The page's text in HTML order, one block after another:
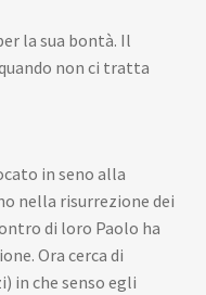
la sua bontà. Il
non ci tratta
in seno alla
nella risurrezione dei
di loro Paolo ha
Ora cerca di
in che senso egli